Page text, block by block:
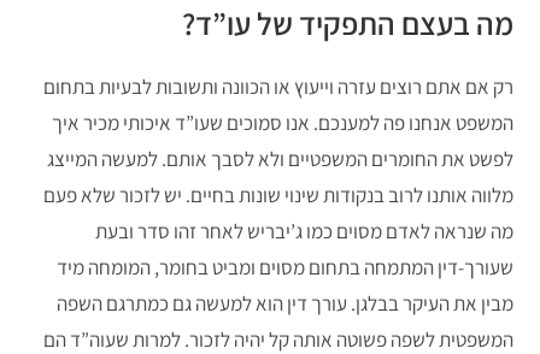
מה בעצם התפקיד של עו”ד?
רק אם אתם רוצים עזרה וייעוץ או הכוונה ותשובות לבעיות בתחום
המשפט אנחנו פה למענכם. אנו סמוכים שעו”ד איכותי מכיר איך
לפשט את החומרים המשפטיים ולא לסבך אותם. למעשה המייצג
מלווה אותנו לרוב בנקודות שינוי שונות בחיים. יש לזכור שלא פעם
מה שנראה לאדם מסוים כמו ג’יבריש לאחר זהו סדר ובעת
שעורך-דין המתמחה בתחום מסוים ומביט בחומר, המומחה מיד
מבין את העיקר בבלגן. עורך דין הוא למעשה גם כמתרגם השפה
המשפטית לשפה פשוטה אותה קל יהיה לזכור. למרות שעוה”ד הם